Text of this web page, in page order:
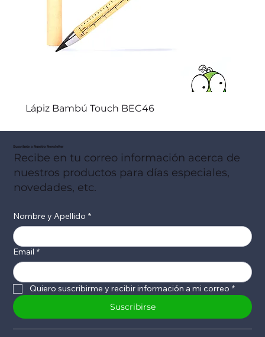
Lápiz Bambú Touch BEC46
Suscribete a Nuestro Newsletter
Recibe en tu correo información acerca de
nuestros productos para días especiales,
novedades, etc.
Nombre y Apellido *
Email *
Quiero suscribirme y recibir información a mi correo *
Suscribirse